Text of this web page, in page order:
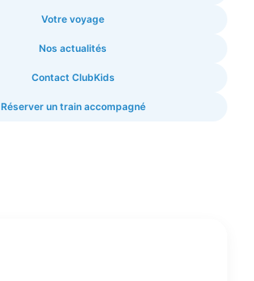
Votre voyage
Nos actualités
Contact ClubKids
Réserver un train accompagné